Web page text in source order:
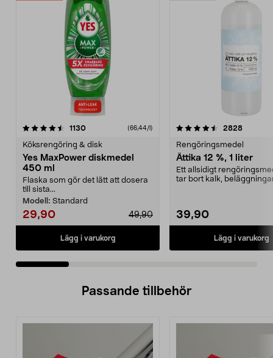
1130recensioner (66,44/l)
Köksrengöring & disk
Yes MaxPower diskmedel
450 ml
Flaska som gör det lätt att dosera
till sista...
Modell: Standard
29,90 49,90
Lägg i varukorg
4.5 av 5 stjärnor 2828
Rengöringsmedel
Ättika 12 %, 1 liter
Ett allsidigt
tar bort kalk,
39,90
Lägg i varukorg
4.5 av 5 stjärnor
Passande tillbehör